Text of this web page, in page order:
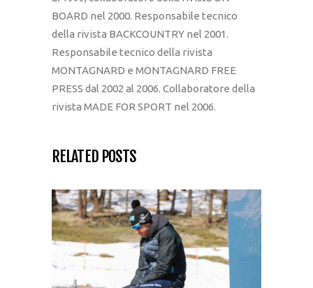
BOARD nel 2000. Responsabile tecnico
della rivista BACKCOUNTRY nel 2001.
Responsabile tecnico della rivista
MONTAGNARD e MONTAGNARD FREE
PRESS dal 2002 al 2006. Collaboratore della
rivista MADE FOR SPORT nel 2006.
RELATED POSTS